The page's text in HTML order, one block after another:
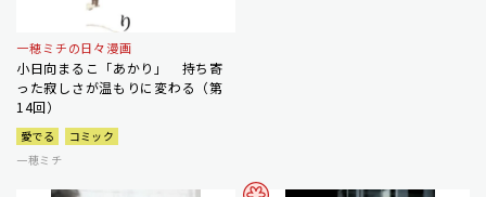
一穂ミチの日々漫画
小日向まるこ「あかり」 持ち寄
った寂しさが温もりに変わる（第
14回）
愛でる
コミック
一穂ミチ